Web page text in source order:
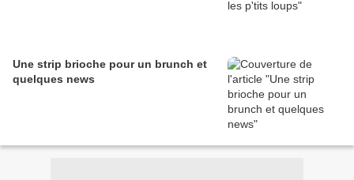
Une strip brioche pour un brunch et
quelques news